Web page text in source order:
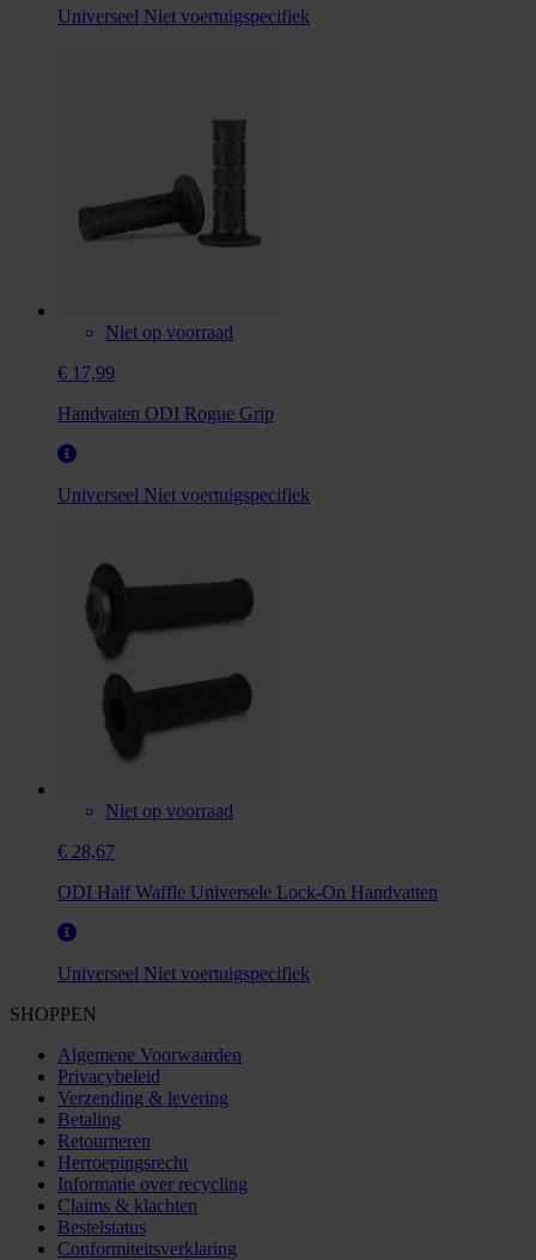
Universeel Niet voertuigspecifiek
Niet op voorraad
€ 17,99
Handvaten ODI Rogue Grip
Universeel Niet voertuigspecifiek
Niet op voorraad
€ 28,67
ODI Half Waffle Universele Lock-On Handvatten
Universeel Niet voertuigspecifiek
SHOPPEN
Algemene Voorwaarden
Privacybeleid
Verzending & levering
Betaling
Retourneren
Herroepingsrecht
Informatie over recycling
Claims & klachten
Bestelstatus
Conformiteitsverklaring